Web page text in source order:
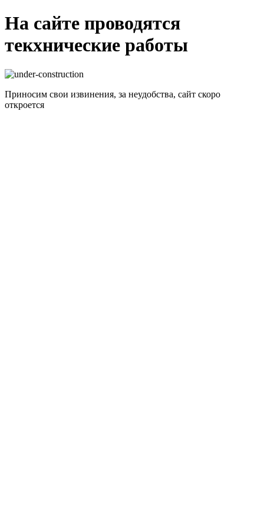
На сайте проводятся
текхнические работы
Приносим свои извинения, за неудобства, сайт скоро
откроется